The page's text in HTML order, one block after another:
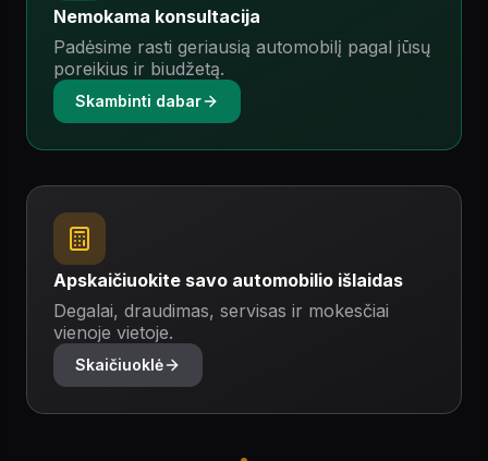
Nemokama konsultacija
Padėsime rasti geriausią automobilį pagal jūsų
poreikius ir biudžetą.
Skambinti dabar
Apskaičiuokite savo automobilio išlaidas
Degalai, draudimas, servisas ir mokesčiai
vienoje vietoje.
Skaičiuoklė